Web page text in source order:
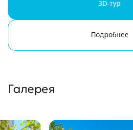
3D-тур
Подробнее
Галерея